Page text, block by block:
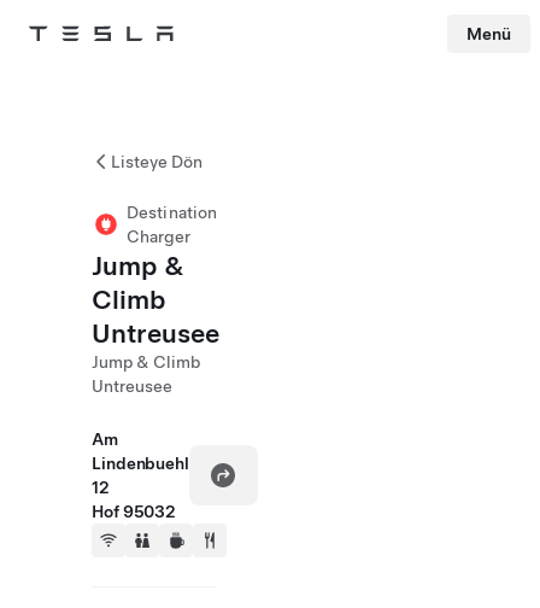
Tesla Menü
Listeye Dön
Destination
Charger
Jump &
Climb
Untreusee
Jump & Climb
Untreusee
Am
Lindenbuehl
12
Hof 95032